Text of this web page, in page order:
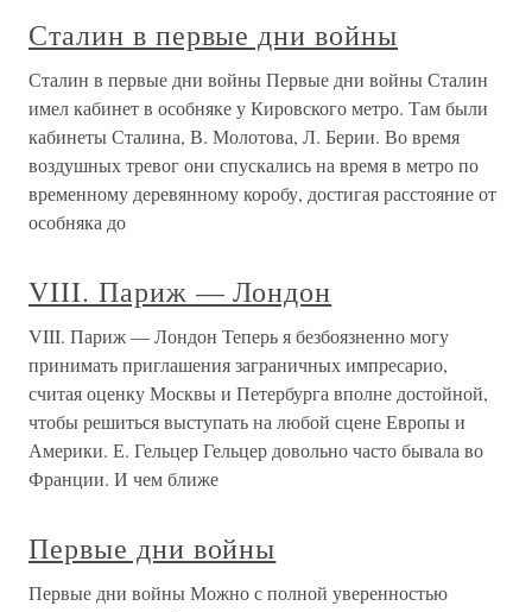
Сталин в первые дни войны
Сталин в первые дни войны Первые дни войны Сталин
имел кабинет в особняке у Кировского метро. Там были
кабинеты Сталина, В. Молотова, Л. Берии. Во время
воздушных тревог они спускались на время в метро по
временному деревянному коробу, достигая расстояние от
особняка до
VIII. Париж — Лондон
VIII. Париж — Лондон Теперь я безбоязненно могу
принимать приглашения заграничных импресарио,
считая оценку Москвы и Петербурга вполне достойной,
чтобы решиться выступать на любой сцене Европы и
Америки. Е. Гельцер Гельцер довольно часто бывала во
Франции. И чем ближе
Первые дни войны
Первые дни войны Можно с полной уверенностью